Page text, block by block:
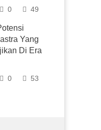
0 49
Yang
Di Era
0 53